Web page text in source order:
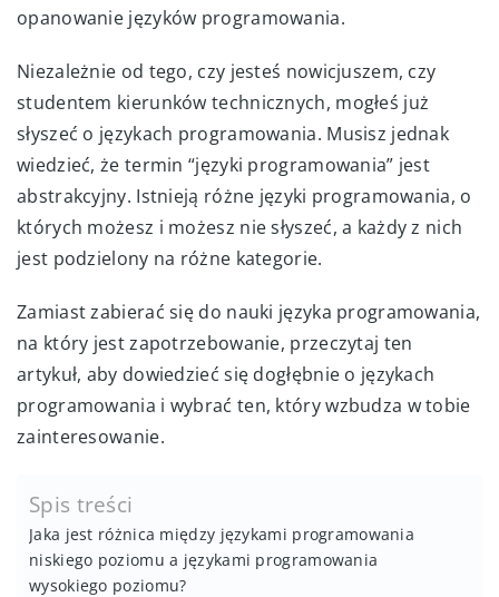
opanowanie języków programowania.
Niezależnie od tego, czy jesteś nowicjuszem, czy
studentem kierunków technicznych, mogłeś już
słyszeć o językach programowania. Musisz jednak
wiedzieć, że termin “języki programowania” jest
abstrakcyjny. Istnieją różne języki programowania, o
których możesz i możesz nie słyszeć, a każdy z nich
jest podzielony na różne kategorie.
Zamiast zabierać się do nauki języka programowania,
na który jest zapotrzebowanie, przeczytaj ten
artykuł, aby dowiedzieć się dogłębnie o językach
programowania i wybrać ten, który wzbudza w tobie
zainteresowanie.
Spis treści
Jaka jest różnica między językami programowania
niskiego poziomu a językami programowania
wysokiego poziomu?